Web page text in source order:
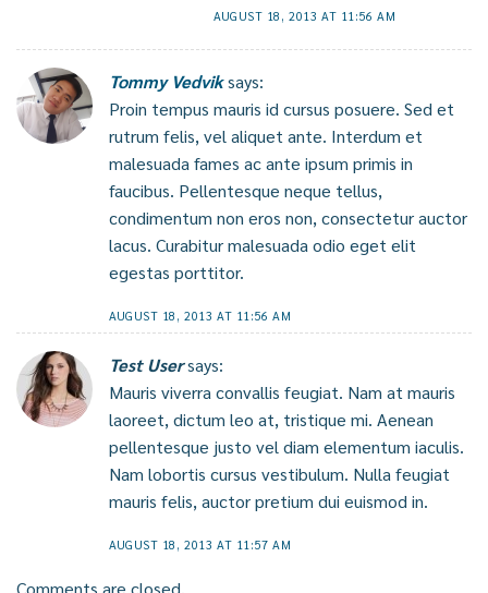
AUGUST 18, 2013 AT 11:56 AM
Tommy Vedviksays:
Proin tempus mauris id cursus posuere. Sed et
rutrum felis, vel aliquet ante. Interdum et
malesuada fames ac ante ipsum primis in
faucibus. Pellentesque neque tellus,
condimentum non eros non, consectetur auctor
lacus. Curabitur malesuada odio eget elit
egestas porttitor.
AUGUST 18, 2013 AT 11:56 AM
Test Usersays:
Mauris viverra convallis feugiat. Nam at mauris
laoreet, dictum leo at, tristique mi. Aenean
pellentesque justo vel diam elementum iaculis.
Nam lobortis cursus vestibulum. Nulla feugiat
mauris felis, auctor pretium dui euismod in.
AUGUST 18, 2013 AT 11:57 AM
Comments are closed.